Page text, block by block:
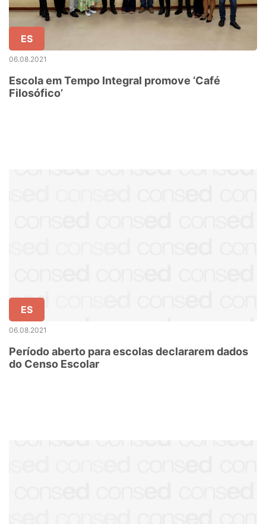
ES
06.08.2021
Escola em Tempo Integral promove ‘Café
Filosófico’
ES
06.08.2021
Período aberto para escolas declararem dados
do Censo Escolar